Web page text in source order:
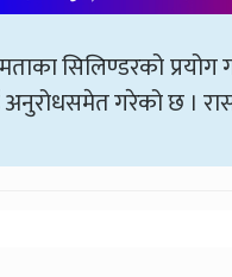
सिलिण्डरको
अनुरोधसमेत गरेको छ ।